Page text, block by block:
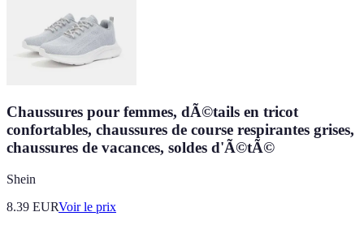
Chaussures pour femmes, dÃ©tails en tricot
confortables, chaussures de course respirantes grises,
chaussures de vacances, soldes d'Ã©tÃ©
Shein
8.39 EURVoir le prix